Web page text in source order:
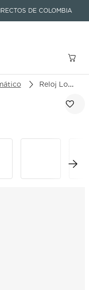
DE COLOMBIA
Reloj Longines Master Collection L2.739.4.71.3
MÁS BUSCADOS
tissot